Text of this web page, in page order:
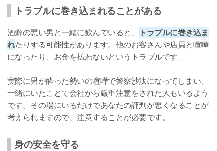
トラブルに巻き込まれることがある
酒癖の悪い男と一緒に飲んでいると、
トラブルに巻き込ま
れたりする可能性があります。他のお客さんや店員と喧嘩
になったり、お金を払わないというトラブルです。
実際に男が酔った勢いの喧嘩で警察沙汰になってしまい、
一緒にいたことで会社から厳重注意をされた人もいるよう
です。その場にいるだけであなたの評判が悪くなることが
考えられますので、注意することが必要です。
身の安全を守る